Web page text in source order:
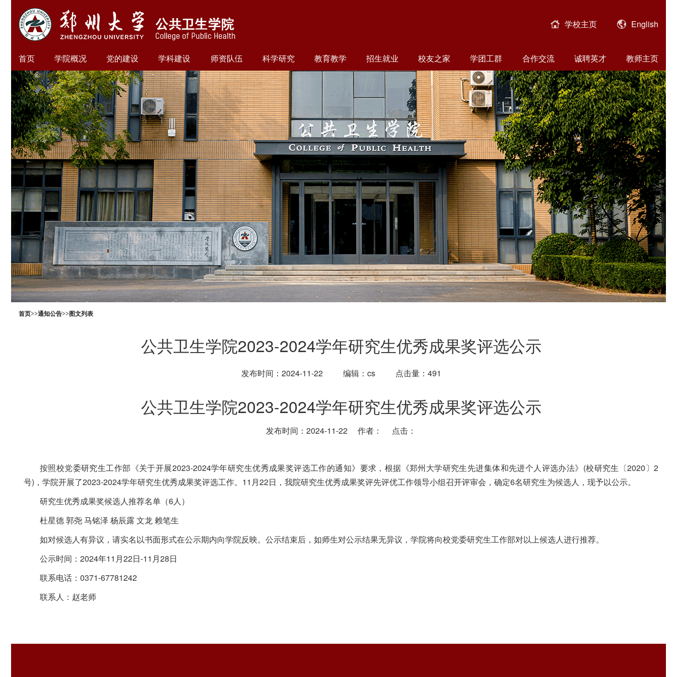
学校主页 English
首页 学院概况 党的建设 学科建设 师资队伍 科学研究 教育教学 招生就业 校友之家 学团工群 合作交流 诚聘英才 教师主页
首页>>通知公告>>图文列表
公共卫生学院2023-2024学年研究生优秀成果奖评选公示
发布时间：2024-11-22 编辑：cs 点击量： 491
公共卫生学院2023-2024学年研究生优秀成果奖评选公示
发布时间：2024-11-22 作者： 点击：
按照校党委研究生工作部《关于开展2023-2024学年研究生优秀成果奖评选工作的通知》要求，根据《郑州大学研究生先进集体和先进个人评选办法》(校研究生〔2020〕2
号)，学院开展了2023-2024学年研究生优秀成果奖评选工作。11月22日，我院研究生优秀成果奖评先评优工作领导小组召开评审会，确定6名研究生为候选人，现予以公示。
研究生优秀成果奖候选人推荐名单（6人）
杜星德 郭尧 马铭泽 杨辰露 文龙 赖笔生
如对候选人有异议，请实名以书面形式在公示期内向学院反映。公示结束后，如师生对公示结果无异议，学院将向校党委研究生工作部对以上候选人进行推荐。
公示时间：2024年11月22日-11月28日
联系电话：0371-67781242
联系人：赵老师